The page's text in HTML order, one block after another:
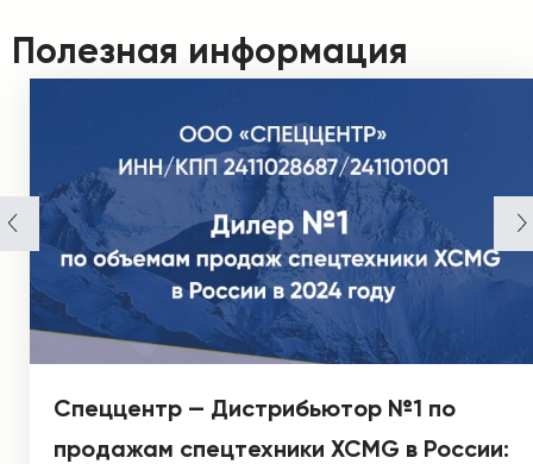
Полезная информация
Спеццентр — Дистрибьютор №1 по
продажам спецтехники XCMG в России: